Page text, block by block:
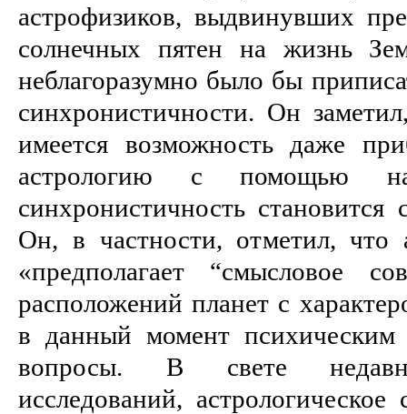
астрофизиков, выдвинувших
солнечных пятен на жизнь
неблагоразумно было бы
синхронистичности. Он
имеется возможность даже
астрологию с помощью
синхронистичность
Он, в частности, отметил, что
«предполагает “смысловое
расположений планет с
в данный момент психическим
вопросы. В свете
исследований, астрологическое